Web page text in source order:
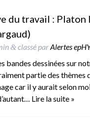
du travail :
&classé parAlertes
bandes dessinées sur
partie des
car il y aurait selon
Lire la suite »